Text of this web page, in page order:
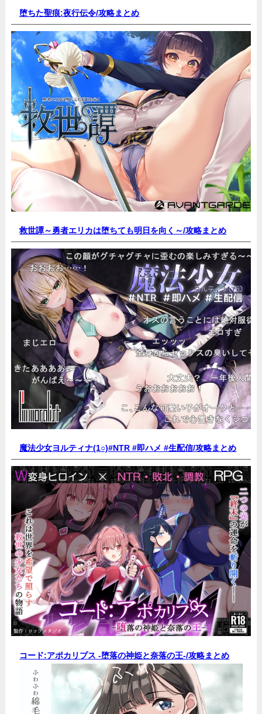
堕ちた聖痕:夜行伝令/攻略まとめ
救世譚～勇者エリカは堕ちても明日を向く～/攻略まとめ
魔法少女ヨルティナ(1○)#NTR #即ハメ #生配信/攻略まとめ
コード:アポカリプス -堕落の神姫と奈落の王-/攻略まとめ